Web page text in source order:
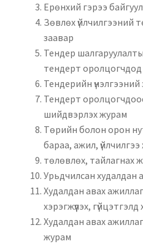
Ерөнхий гэрээ
Зөвлөх үйлчилгээний
заавар
Тендер
тендерт
Тендерийн
Тендерт оролцогчдоос
шийдвэрлэх журам
Төрийн болон орон
бараа, ажил,
төлөвлөх, тайлагнах
Урьдчилсан худалдан
Худалдан авах
хэрэгжүүлэх,
Худалдан авах
журам